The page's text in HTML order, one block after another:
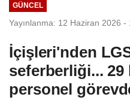
GÜNCEL
Yayınlanma: 12 Haziran 2026 -
İçişleri'nden
seferberliği...
personel